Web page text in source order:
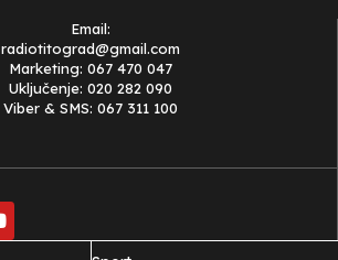
Email:
radiotitograd@gmail.com
Marketing: 067 470 047
Uključenje: 020 282 090
Viber & SMS: 067 311 100